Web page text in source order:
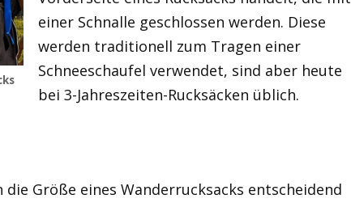
einer Schnalle geschlossen werden. Diese
werden traditionell zum Tragen einer
Schneeschaufel verwendet, sind aber heute
bei 3-Jahreszeiten-Rucksäcken üblich.
Größe eines Wanderrucksacks entscheidend